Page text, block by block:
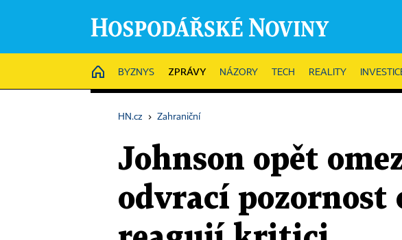
HOME
BYZNYS ZPRÁVY NÁZORY TECH REALITY
HN.cz › Zahraniční
Johnson opět
odvrací pozornost